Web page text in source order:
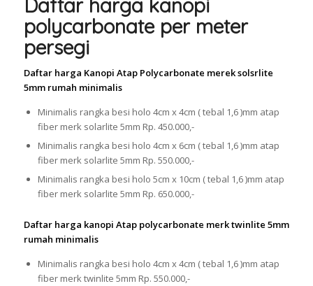
Daftar harga kanopi
polycarbonate per meter
persegi
Daftar harga Kanopi Atap Polycarbonate merek solsrlite
5mm rumah minimalis
Minimalis rangka besi holo 4cm x 4cm ( tebal 1,6 )mm atap
fiber merk solarlite 5mm Rp. 450.000,-
Minimalis rangka besi holo 4cm x 6cm ( tebal 1,6 )mm atap
fiber merk solarlite 5mm Rp. 550.000,-
Minimalis rangka besi holo 5cm x 10cm ( tebal 1,6 )mm atap
fiber merk solarlite 5mm Rp. 650.000,-
Daftar harga kanopi Atap polycarbonate merk twinlite 5mm
rumah minimalis
Minimalis rangka besi holo 4cm x 4cm ( tebal 1,6 )mm atap
fiber merk twinlite 5mm Rp. 550.000,-